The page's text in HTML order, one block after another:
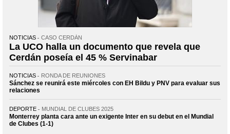
NOTICIAS CASO CERDÁN
La UCO halla un documento que revela que
Cerdán poseía el 45 % Servinabar
NOTICIAS RONDA DE REUNIONES
Sánchez se reunirá este miércoles con EH Bildu y PNV para evaluar sus
relaciones
DEPORTE MUNDIAL DE CLUBES 2025
Monterrey planta cara ante un exigente Inter en su debut en el Mundial
de Clubes (1-1)